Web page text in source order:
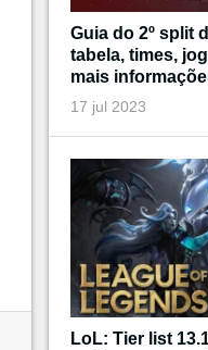
Guia do 2º split
tabela, times,
mais
17 jul 2023
LoL: Tier list